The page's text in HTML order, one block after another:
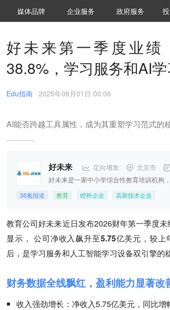
媒体品牌 36Kr研究院
企业服务 城市之窗
政府服务 投资
好未来第一季度业绩
38.8%，学习服务和AI
Edu指南 · 2025年08月01日 00:06
AI能否跨越工具属性，成为其重塑学习范式的
好未来 定向增发 北京市
36氪报道 教育 瞪羚企业 高新技术企业
教育公司好未来近日发布2026财年第一季度
显示， 公司净收入飙升至5.75亿美元 ，较
后，是学习服务和人工智能学习设备双引擎的
财务数据全线飘红，盈利能力显著改
收入强劲增长： 净收入5.75亿美元，同比增